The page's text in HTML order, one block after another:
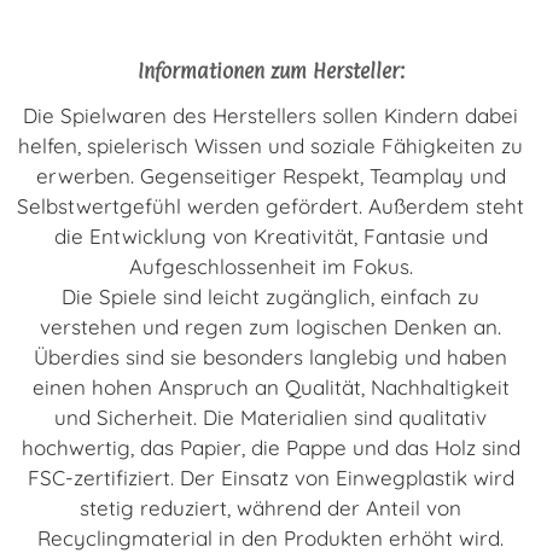
Informationen zum Hersteller:
Die Spielwaren des Herstellers sollen Kindern dabei
helfen, spielerisch Wissen und soziale Fähigkeiten zu
erwerben. Gegenseitiger Respekt, Teamplay und
Selbstwertgefühl werden gefördert. Außerdem steht
die Entwicklung von Kreativität, Fantasie und
Aufgeschlossenheit im Fokus.
Die Spiele sind leicht zugänglich, einfach zu
verstehen und regen zum logischen Denken an.
Überdies sind sie besonders langlebig und haben
einen hohen Anspruch an Qualität, Nachhaltigkeit
und Sicherheit. Die Materialien sind qualitativ
hochwertig, das Papier, die Pappe und das Holz sind
FSC-zertifiziert. Der Einsatz von Einwegplastik wird
stetig reduziert, während der Anteil von
Recyclingmaterial in den Produkten erhöht wird.